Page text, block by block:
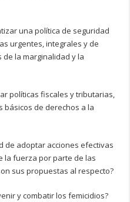
una política de seguridad
urgentes, integrales y de
la marginalidad y la
políticas fiscales y tributarias,
básicos de derechos a la
de adoptar acciones efectivas
la fuerza por parte de las
sus propuestas al respecto?
y combatir los femicidios?